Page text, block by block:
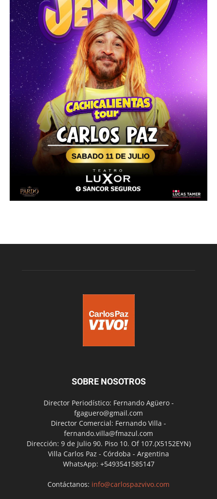
SOBRE NOSOTROS
Director Periodístico: Fernando Agüero -
fgaguero@gmail.com
Director Comercial: Fernando Villa -
fernando.villa@fmazul.com
Dirección: 9 de Julio 90. Piso 10. Of 107.(X5152EYN)
Villa Carlos Paz - Córdoba - Argentina
WhatsApp: +5493541585147
Contáctanos: info@carlospazvivo.com